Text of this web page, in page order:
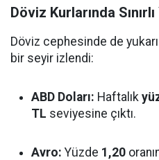
Döviz Kurlarında
Döviz cephesinde de
bir seyir izlendi:
ABD Doları: Haftalık
TL seviyesine çıktı.
Avro: Yüzde 1,20